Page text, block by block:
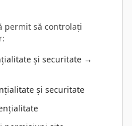
permit să controlați
și securitate →
și securitate